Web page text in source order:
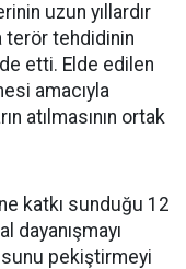
uzun yıllardır
tehdidinin
etti. Elde edilen
amacıyla
atılmasının ortak
katkı sunduğu 12
dayanışmayı
pekiştirmeyi